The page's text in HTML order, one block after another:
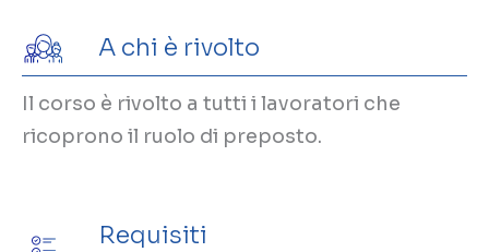
A chi è rivolto
Il corso è rivolto a tutti i lavoratori che
ricoprono il ruolo di preposto.
Requisiti